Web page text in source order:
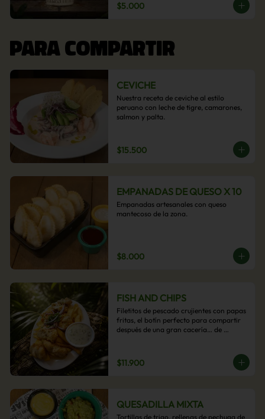
$5.000
PARA COMPARTIR
CEVICHE
Nuestra receta de ceviche al estilo
peruano con leche de tigre, camarones,
salmon y palta.
$15.500
EMPANADAS DE QUESO X 10
Empanadas artesanales con queso
mantecoso de la zona.
$8.000
FISH AND CHIPS
Filetitos de pescado crujientes con papas
fritas, el botín perfecto para compartir
después de una gran cacería… de
$11.900
QUESADILLA MIXTA
Tortillas de trigo, rellenas de pechuga de